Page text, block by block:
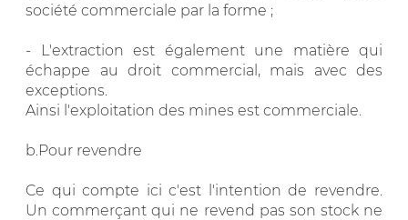
société commerciale par la forme ;
- L'extraction est également une matière qui
échappe au droit commercial, mais avec des
exceptions.
Ainsi l'exploitation des mines est commerciale.
b.Pour revendre
Ce qui compte ici c'est l'intention de revendre.
Un commerçant qui ne revend pas son stock ne